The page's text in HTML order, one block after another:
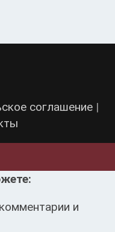
соглашение |
и